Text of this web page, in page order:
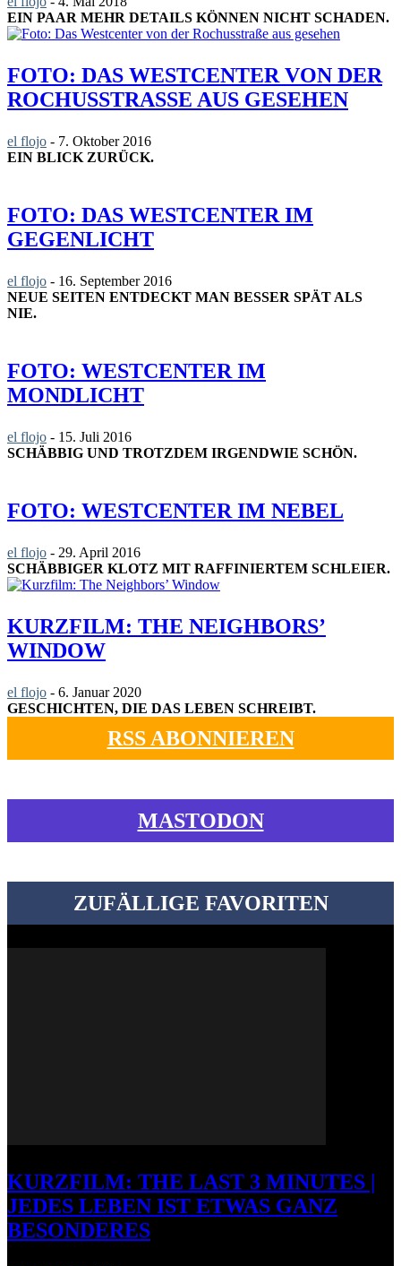
EIN PAAR MEHR DETAILS KÖNNEN NICHT SCHADEN.
FOTO: DAS WESTCENTER VON DER
ROCHUSSTRASSE AUS GESEHEN
el flojo - 7. Oktober 2016
EIN BLICK ZURÜCK.
FOTO: DAS WESTCENTER IM
GEGENLICHT
el flojo - 16. September 2016
NEUE SEITEN ENTDECKT MAN BESSER SPÄT ALS
NIE.
FOTO: WESTCENTER IM
MONDLICHT
el flojo - 15. Juli 2016
SCHÄBBIG UND TROTZDEM IRGENDWIE SCHÖN.
FOTO: WESTCENTER IM NEBEL
el flojo - 29. April 2016
SCHÄBBIGER KLOTZ MIT RAFFINIERTEM SCHLEIER.
KURZFILM: THE NEIGHBORS’
WINDOW
el flojo - 6. Januar 2020
GESCHICHTEN, DIE DAS LEBEN SCHREIBT.
RSS ABONNIEREN
MASTODON
ZUFÄLLIGE FAVORITEN
KURZFILM: THE LAST 3 MINUTES |
JEDES LEBEN IST ETWAS GANZ
BESONDERES